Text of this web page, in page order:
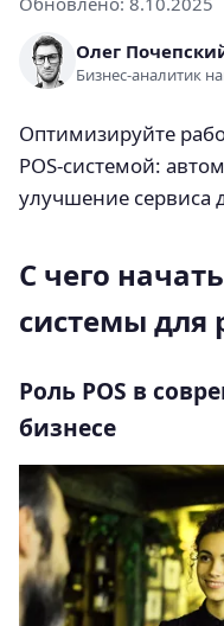
Олег
Бизнес-аналитик
Оптимизируйте
POS-системой:
улучшение сервиса
С чего
системы для
Роль POS в
бизнесе